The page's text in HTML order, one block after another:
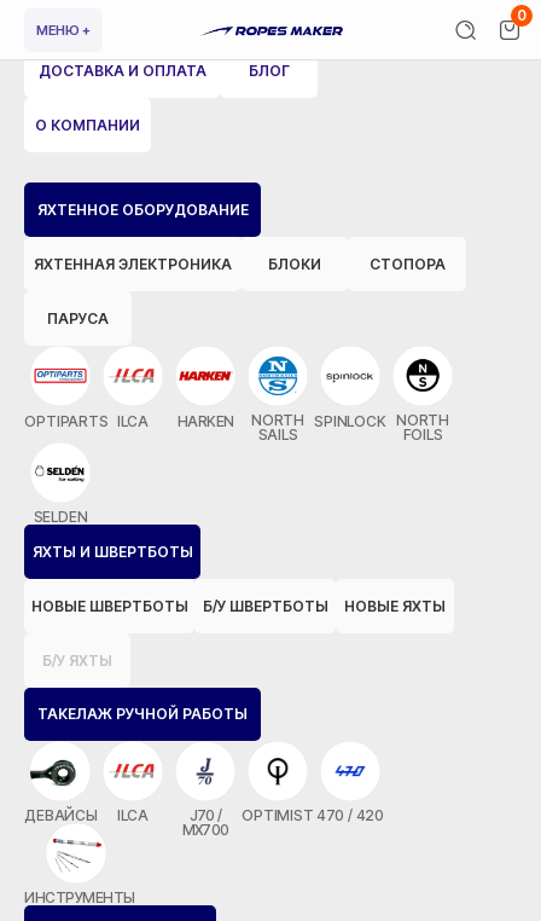
МЕНЮ +
0
ЯХТЕННОЕ ОБОРУДОВАНИЕ
ЯХТЕННАЯ ЭЛЕКТРОНИКА БЛОКИ СТОПОРА
ПАРУСА
OPTIPARTS ILCA HARKEN
NORTH
SAILS
SPINLOCK NORTH
FOILS
SELDEN
ЯХТЫ И ШВЕРТБОТЫ
НОВЫЕ ШВЕРТБОТЫ Б/У ШВЕРТБОТЫ НОВЫЕ ЯХТЫ
Б/У ЯХТЫ
ТАКЕЛАЖ РУЧНОЙ РАБОТЫ
ДЕВАЙСЫ ILCA
J70 /
MX700
OPTIMIST 470 / 420
ИНСТРУМЕНТЫ
ДОСТАВКА И ОПЛАТА БЛОГ
О КОМПАНИИ